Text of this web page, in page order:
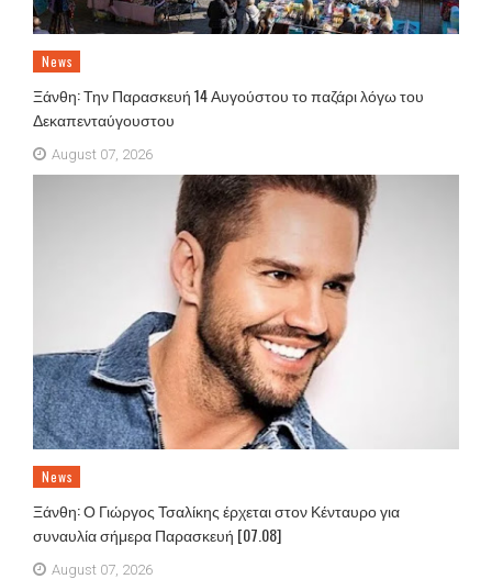
News
Ξάνθη: Την Παρασκευή 14 Αυγούστου το παζάρι λόγω του
Δεκαπενταύγουστου
August 07, 2026
News
Ξάνθη: Ο Γιώργος Τσαλίκης έρχεται στον Κένταυρο για
συναυλία σήμερα Παρασκευή [07.08]
August 07, 2026